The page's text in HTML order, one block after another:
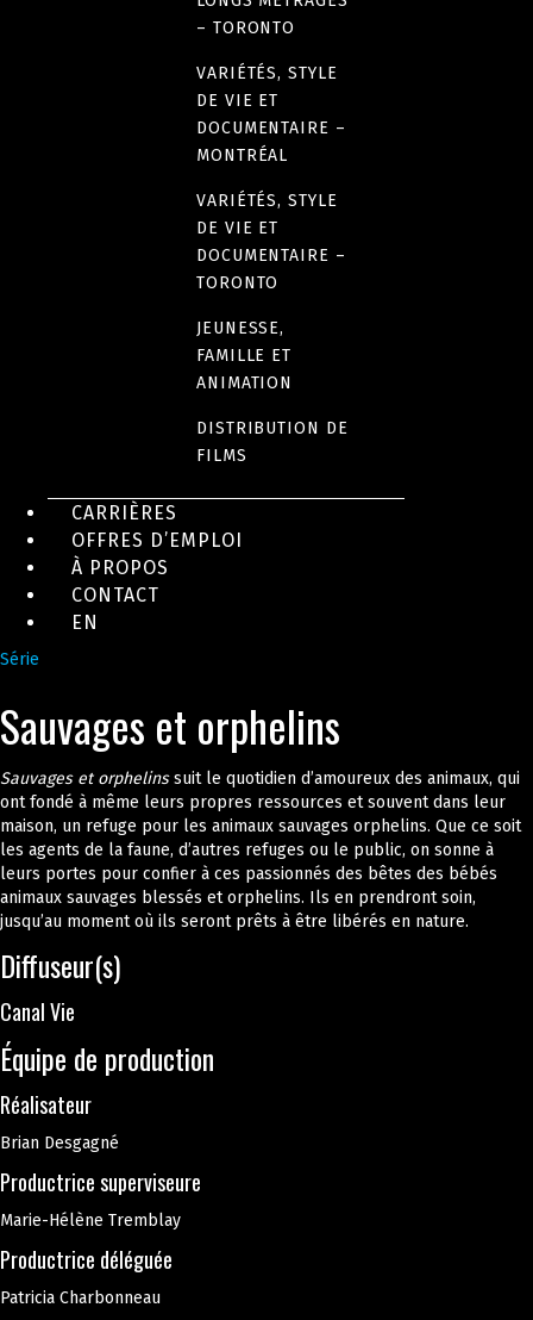
– TORONTO
VARIÉTÉS, STYLE
DE VIE ET
DOCUMENTAIRE –
MONTRÉAL
VARIÉTÉS, STYLE
DE VIE ET
DOCUMENTAIRE –
TORONTO
JEUNESSE,
FAMILLE ET
ANIMATION
DISTRIBUTION DE
FILMS
CARRIÈRES
OFFRES D’EMPLOI
À PROPOS
CONTACT
EN
Série
Sauvages et orphelins
Sauvages et orphelinssuit le quotidien d’amoureux des animaux, qui
ont fondé à même leurs propres ressources et souvent dans leur
maison, un refuge pour les animaux sauvages orphelins. Que ce soit
les agents de la faune, d’autres refuges ou le public, on sonne à
leurs portes pour confier à ces passionnés des bêtes des bébés
animaux sauvages blessés et orphelins. Ils en prendront soin,
jusqu’au moment où ils seront prêts à être libérés en nature.
Diffuseur(s)
Canal Vie
Équipe de production
Réalisateur
Brian Desgagné
Productrice superviseure
Marie-Hélène Tremblay
Productrice déléguée
Patricia Charbonneau